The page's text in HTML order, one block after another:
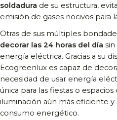
soldadura de su estructura,
emisión de gases nocivos para
Otras de sus múltiples
decorar las 24 horas del día
energía eléctrica. Gracias a su
Ecogreenlux es capaz de
necesidad de usar energía
única para las fiestas o
iluminación aún más eficiente
consumo energético.